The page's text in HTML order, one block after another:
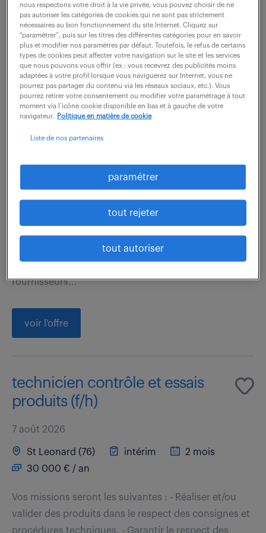
gestion internes et...
voir l'offre
approvisionneur (f/h)
Au sein de la Direction Approvisionnement et
Responsable Approvisionnement d'une famille de
fournisseurs...
voir l'offre
technicien contrôle et essais
produits (f/h)
7 août 2026
St Leonard (76) intérim
2 mois
30 000 € / an
Vos missions seront les suivantes : - Réaliser et/ou
valider des produits dans le respect des consignes et
procédures techniques. - Garantir le respect des
nous respectons votre droit à la vie privée, vous pouvez choisir de ne
pas autoriser les catégories de cookies qui ne sont pas strictement
nécessaires au bon fonctionnement du site Internet. Cliquez sur
“paramétrer”, puis sur les titres des différentes catégories pour en savoir
plus et modifier nos paramètres par défaut. Toutefois, le refus de certains
types de cookies peut affecter votre navigation sur le site et les services
que nous pouvons vous offrir (ex : vous recevrez des publicités moins
adaptées à votre profil lorsque vous naviguerez sur Internet, vous ne
pourrez pas partager du contenu via les réseaux sociaux, etc.). Vous
pourrez retirer votre consentement ou modifier votre paramétrage à tout
moment via l’icône cookie disponible en bas et à gauche de votre
navigateur.
Politique en matière de cookie
Liste de nos partenaires
paramétrer
tout rejeter
tout autoriser